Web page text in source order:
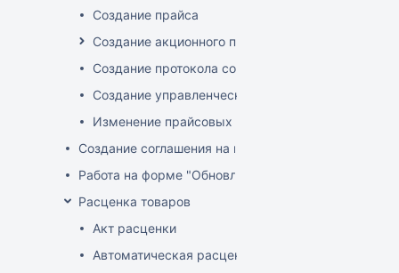
Создание прайса
Создание акционного прайса
Создание протокола согласования цен
Создание управленческого прайса
Изменение прайсовых цен
Создание соглашения на поставку
Работа на форме "Обновление розничных цен"
Расценка товаров
Акт расценки
Автоматическая расценка при проведении